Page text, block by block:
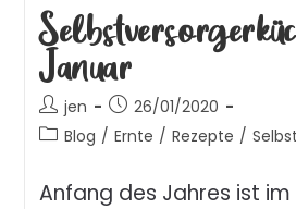
Januar
jen
26/01/2020
Blog / Ernte / Rezepte /
Anfang des Jahres ist